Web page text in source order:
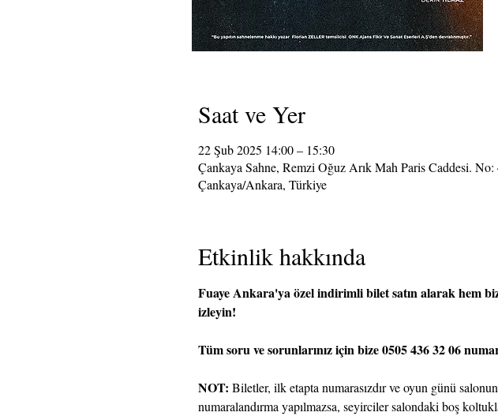
Saat ve Yer
22 Şub 2025 14:00 – 15:30
Çankaya Sahne, Remzi Oğuz Arık Mah Paris Caddesi.
Çankaya/Ankara, Türkiye
Etkinlik hakkında
Fuaye Ankara'ya özel indirimli bilet satın alarak hem
izleyin!
Tüm soru ve sorunlarınız için bize 0505 436 32 06
NOT: Biletler, ilk etapta numarasızdır ve oyun günü
numaralandırma yapılmazsa, seyirciler salondaki boş